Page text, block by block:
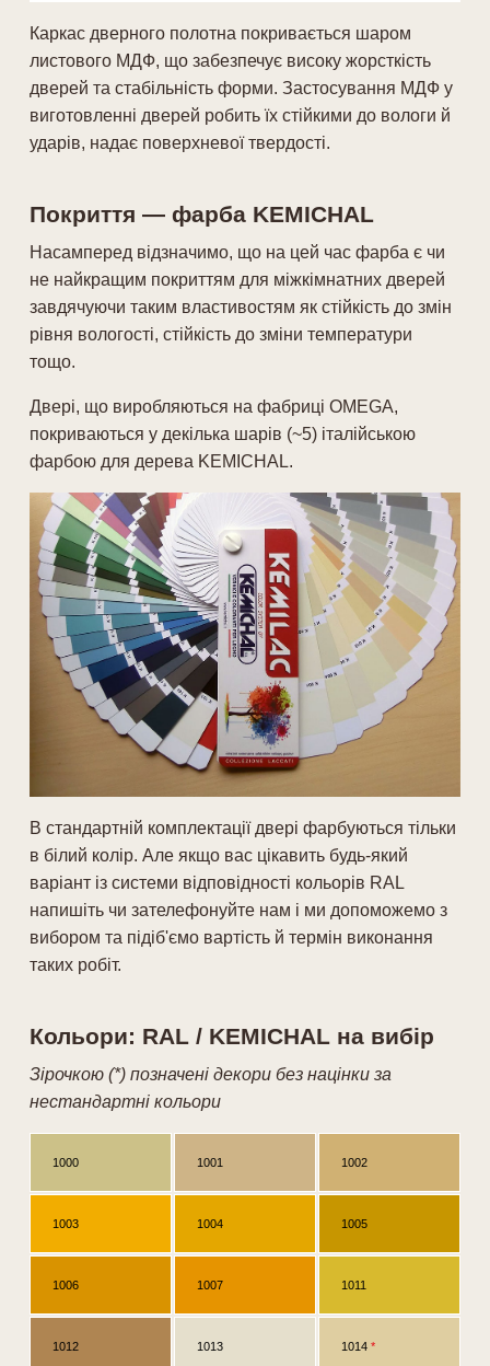
Каркас дверного полотна покривається шаром
листового МДФ, що забезпечує високу жорсткість
дверей та стабільність форми. Застосування МДФ у
виготовленні дверей робить їх стійкими до вологи й
ударів, надає поверхневої твердості.
Покриття — фарба KEMICHAL
Насамперед відзначимо, що на цей час фарба є чи
не найкращим покриттям для міжкімнатних дверей
завдячуючи таким властивостям як стійкість до змін
рівня вологості, стійкість до зміни температури
тощо.
Двері, що виробляються на фабриці OMEGA,
покриваються у декілька шарів (~5) італійською
фарбою для дерева KEMICHAL.
В стандартній комплектації двері фарбуються тільки
в білий колір. Але якщо вас цікавить будь-який
варіант із системи відповідності кольорів RAL
напишіть чи зателефонуйте нам і ми допоможемо з
вибором та підіб'ємо вартість й термін виконання
таких робіт.
Кольори: RAL / KEMICHAL на вибір
Зірочкою (*) позначені декори без націнки за
нестандартні кольори
1000 1001 1002
1003 1004 1005
1006 1007 1011
1012 1013 1014*